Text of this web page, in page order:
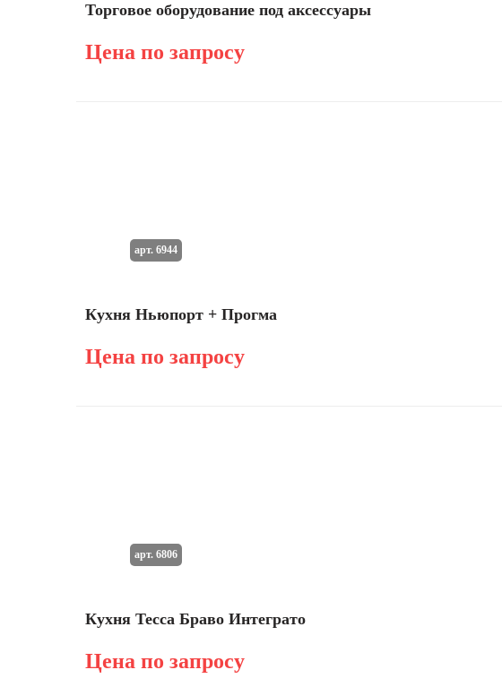
Торговое оборудование под аксессуары
Цена по запросу
Кухня Ньюпорт + Прогма
Цена по запросу
арт. 6944
Кухня Тесса Браво Интеграто
Цена по запросу
арт. 6806